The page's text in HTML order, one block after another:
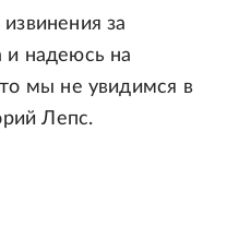
за
и надеюсь на
мы не увидимся в
Лепс.